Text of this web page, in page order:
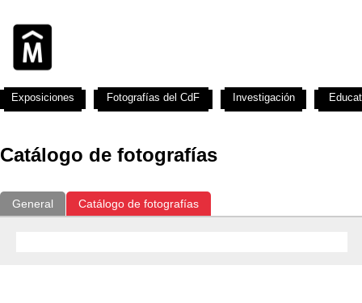
Catálogo de fotografías
General Catálogo de fotografías
Exposiciones Fotografías del CdF Investigación